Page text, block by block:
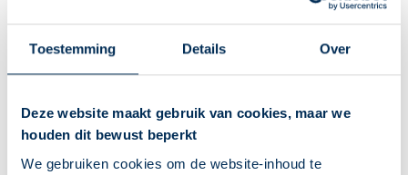
Toestemming Details Over
Deze website maakt gebruik van cookies, maar we
houden dit bewust beperkt
We gebruiken cookies om de website-inhoud te
Belangrijk om te weten over Bevacizumab
Bij kanker van de dikke darm, het rectum, de borsten,
longen, nieren, baarmoederhals, eierstokken en eileiders